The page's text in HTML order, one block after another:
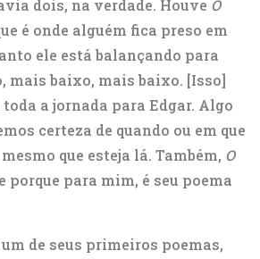
dois, na verdade. Houve O
é onde alguém fica preso em
ele está balançando para
mais baixo, mais baixo. [Isso]
a jornada para Edgar. Algo
certeza de quando ou em que
que esteja lá. Também, O
porque para mim, é seu poema
de seus primeiros poemas,